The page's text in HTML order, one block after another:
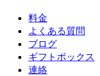
料金
よくある質問
ブログ
ギフトボックス
連絡